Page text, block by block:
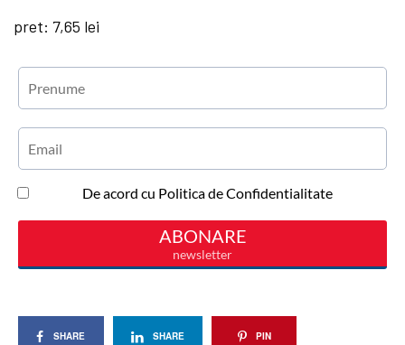
pret: 7,65 lei
SHARE SHARE PIN